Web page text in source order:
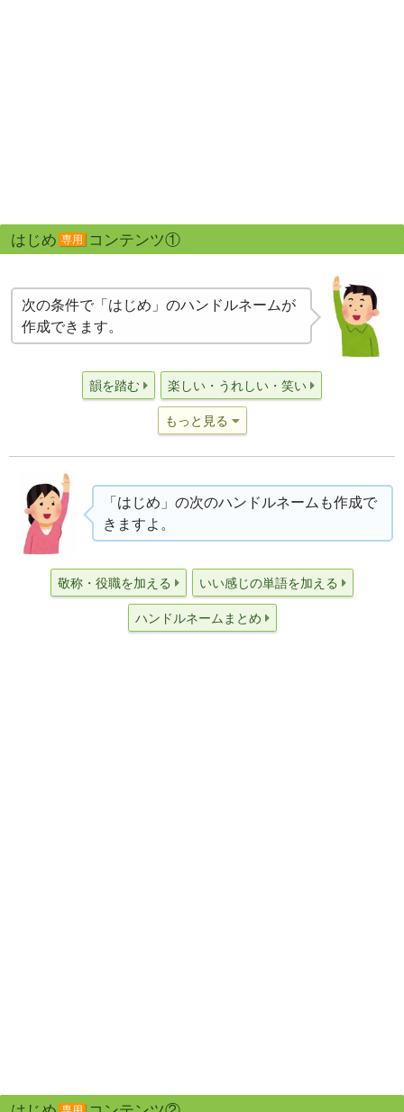
はじめ 専用 コンテンツ①
次の条件で「はじめ」のハンドルネームが
作成できます。
韻を踏む 楽しい・うれしい・笑い
もっと見る
「はじめ」の次のハンドルネームも作成で
きますよ。
敬称・役職を加える いい感じの単語を加える
ハンドルネームまとめ